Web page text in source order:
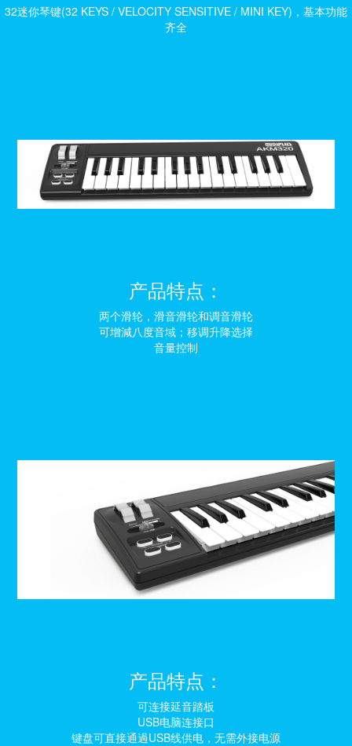
32迷你琴键(32 KEYS / VELOCITY SENSITIVE / MINI KEY)，基本功能
齐全
产品特点：
两个滑轮，滑音滑轮和调音滑轮
可增減八度音域；移调升降选择
音量控制
产品特点：
可连接延音踏板
USB电脑连接口
键盘可直接通過USB线供电，无需外接电源